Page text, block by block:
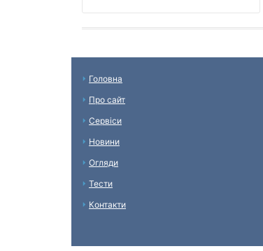
Головна
Про сайт
Сервіси
Новини
Огляди
Тести
Контакти